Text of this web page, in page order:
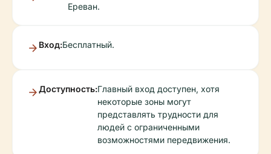
Ереван.
Вход:Бесплатный.
Доступность:Главный вход доступен, хотя
некоторые зоны могут
представлять трудности для
людей с ограниченными
возможностями передвижения.